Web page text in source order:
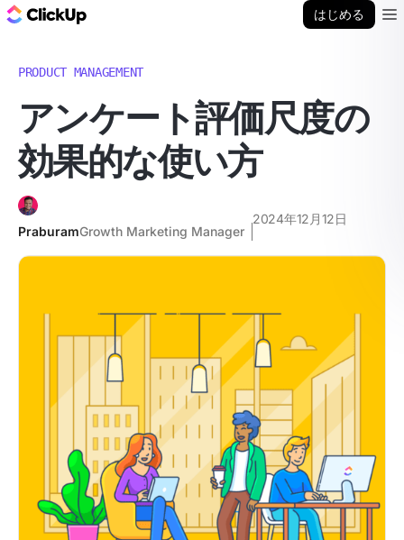
はじめる
PRODUCT MANAGEMENT
アンケート評価尺度の
効果的な使い方
PraburamGrowth Marketing Manager
2024年12月12日